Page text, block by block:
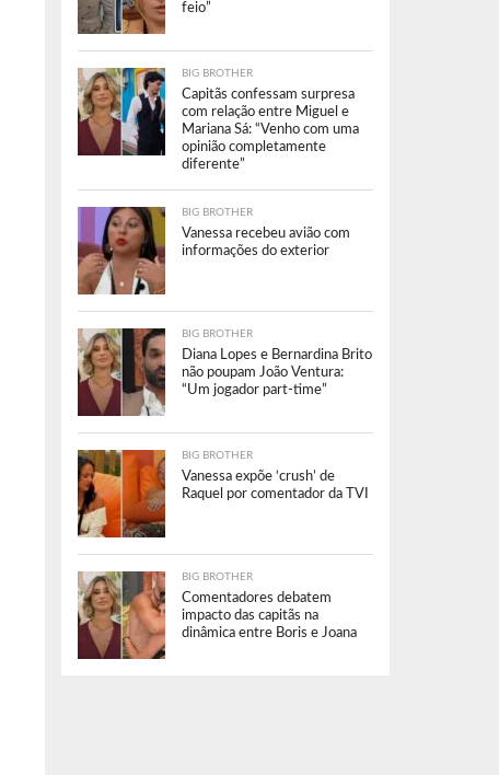
feio”
BIG BROTHER
Capitãs confessam surpresa
com relação entre Miguel e
Mariana Sá: “Venho com uma
opinião completamente
diferente”
BIG BROTHER
Vanessa recebeu avião com
informações do exterior
BIG BROTHER
Diana Lopes e Bernardina Brito
não poupam João Ventura:
“Um jogador part-time”
BIG BROTHER
Vanessa expõe ‘crush’ de
Raquel por comentador da TVI
BIG BROTHER
Comentadores debatem
impacto das capitãs na
dinâmica entre Boris e Joana